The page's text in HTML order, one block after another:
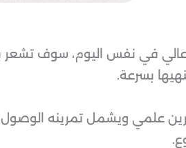
في نفس اليوم، سوف تشعر
بسرعة.
علمي ويشمل تمرينه الوصول